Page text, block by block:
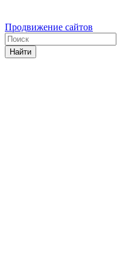
Продвижение сайтов
Найти